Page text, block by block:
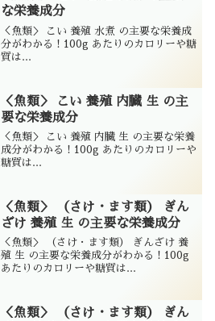
な栄養成分
＜魚類＞ こい 養殖 水煮 の主要な栄養成
分がわかる！100g あたりのカロリーや糖
質は...
＜魚類＞ こい 養殖 内臓 生 の主
要な栄養成分
＜魚類＞ こい 養殖 内臓 生 の主要な栄養
成分がわかる！100g あたりのカロリーや
糖質は...
＜魚類＞ （さけ・ます類） ぎん
ざけ 養殖 生 の主要な栄養成分
＜魚類＞ （さけ・ます類） ぎんざけ 養
殖 生 の主要な栄養成分がわかる！100g
あたりのカロリーや糖質は...
＜魚類＞ （さけ・ます類） ぎん